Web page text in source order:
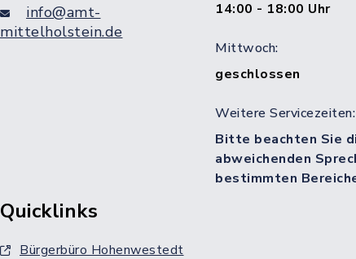
info@amt-
mittelholstein.de
14:00 - 18:00 Uhr
Mittwoch:
geschlossen
Weitere Servicezeiten:
Bitte beachten Sie
abweichenden
bestimmten
Quicklinks
Bürgerbüro Hohenwestedt